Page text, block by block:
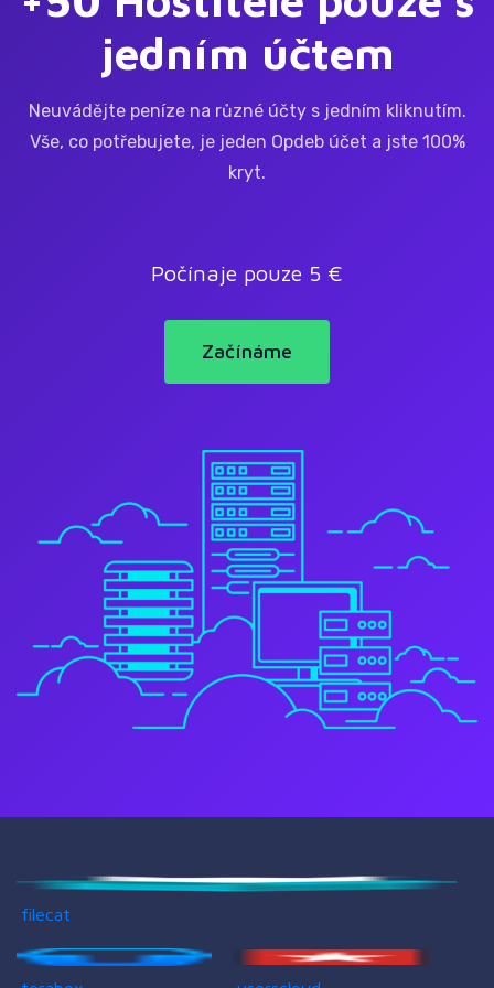
jedním účtem
Neuvádějte peníze na různé účty s jedním kliknutím.
Vše, co potřebujete, je jeden Opdeb účet a jste 100%
kryt.
Počínaje pouze 5 €
Začínáme
filecat